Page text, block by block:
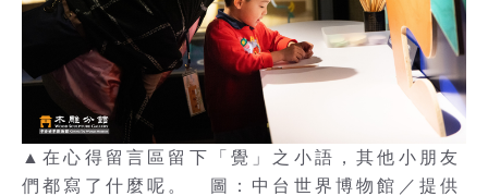
▲在心得留言區留下「覺」之小語，其他小朋友
們都寫了什麼呢。 圖：中台世界博物館／提供